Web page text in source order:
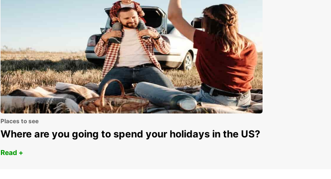
Places to see
Where are you going to spend your holidays in the US?
Read +